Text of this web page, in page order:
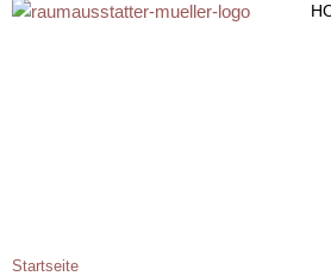
Startseite